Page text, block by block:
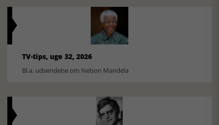
TV-tips, uge 32, 2026
Bl.a. udsendelse om Nelson Mandela